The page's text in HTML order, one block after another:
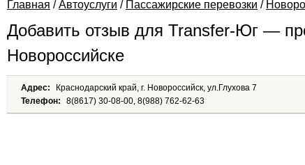
Главная /Автоуслуги / Пассажирские перевозки /
Добавить отзыв для Transfer-Юг —
Новороссийске
Адрес:
Краснодарский край, г. Новороссийск, ул.Глухова 7
Телефон:
8(8617) 30-08-00, 8(988) 762-62-63